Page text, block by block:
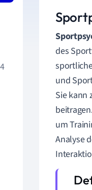
des
und
Sie kann
um
Analyse